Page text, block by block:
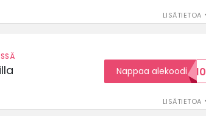
LISÄTIETOA
LISÄTIETOA
Nappaa alekoodi
KOODID10